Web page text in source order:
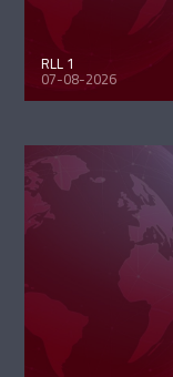
RLL 1
07-08-2026